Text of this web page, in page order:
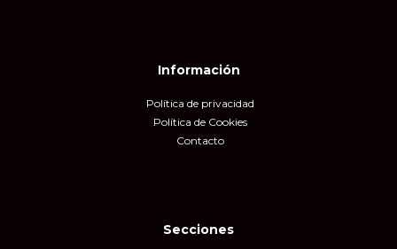
Información
Política de privacidad
Política de Cookies
Contacto
Secciones